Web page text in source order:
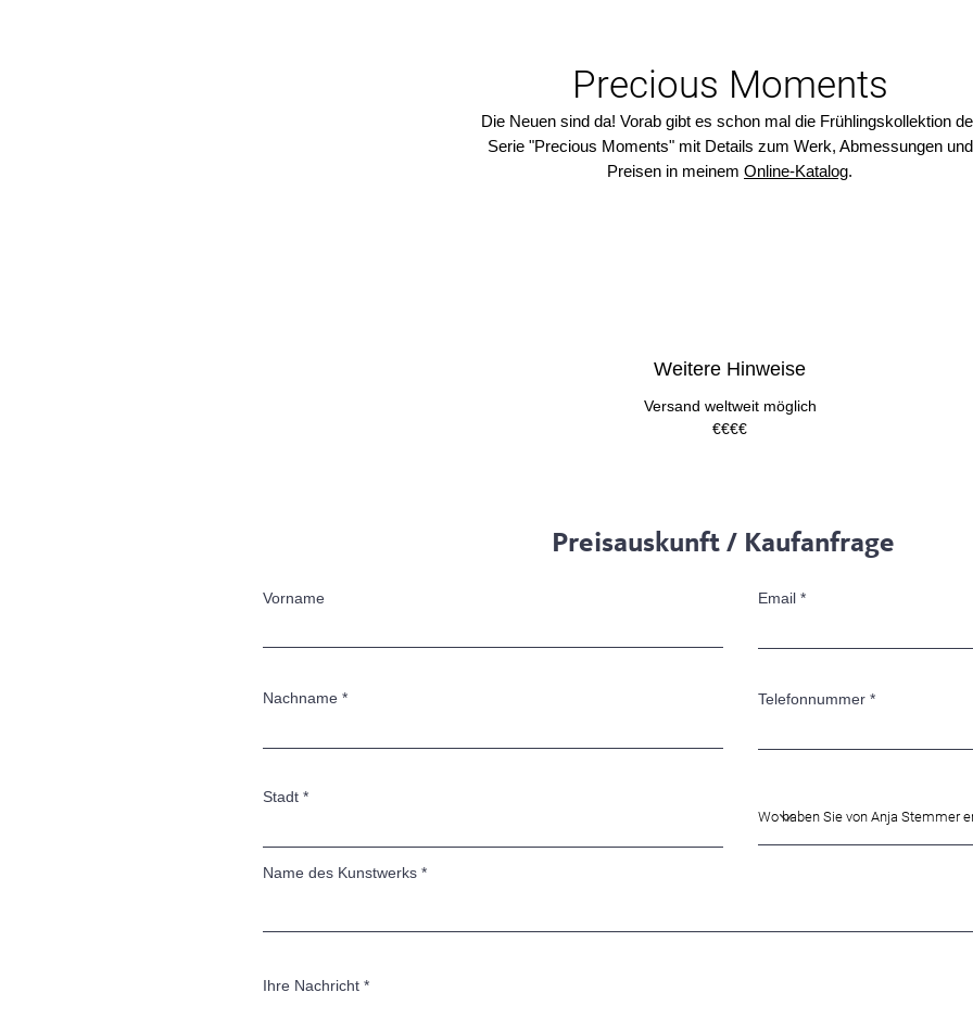
Precious Moments
Die Neuen sind da! Vorab gibt es schon mal die Frühlingskollektion
Serie "Precious Moments" mit Details zum Werk, Abmessungen und
Preisen in meinem Online-Katalog.
die sich mehr Freude, Leichtigkeit und Fülle im Leben wünschen und
Kostbaren (kleinen Momente) und die Schönheit des Lebens zu
Deinem Interieur passen, übernehme ich gerne auf Anfrage. Minimal-
Weitere Hinweise
Versand weltweit möglich
€€€€
Preisauskunft / Kaufanfrage
Vorname Email
Nachname Telefonnummer
Stadt
Name des Kunstwerks
Ihre Nachricht